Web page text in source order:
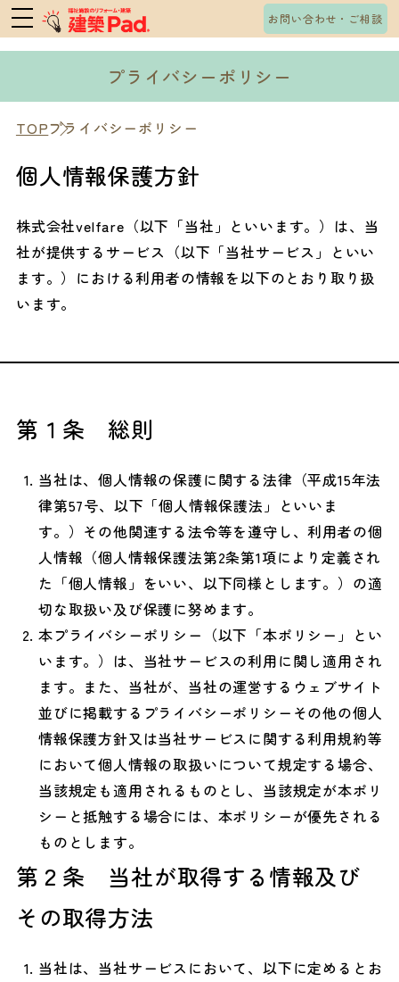
お問い合わせ・ご相談
プライバシーポリシー
TOPプライバシーポリシー
個人情報保護方針
株式会社velfare（以下「当社」といいます。）は、当
社が提供するサービス（以下「当社サービス」といい
ます。）における利用者の情報を以下のとおり取り扱
います。
第１条 総則
当社は、個人情報の保護に関する法律（平成15年法
律第57号、以下「個人情報保護法」といいま
す。）その他関連する法令等を遵守し、利用者の個
人情報（個人情報保護法第2条第1項により定義され
た「個人情報」をいい、以下同様とします。）の適
切な取扱い及び保護に努めます。
本プライバシーポリシー（以下「本ポリシー」とい
います。）は、当社サービスの利用に関し適用され
ます。また、当社が、当社の運営するウェブサイト
並びに掲載するプライバシーポリシーその他の個人
情報保護方針又は当社サービスに関する利用規約等
において個人情報の取扱いについて規定する場合、
当該規定も適用されるものとし、当該規定が本ポリ
シーと抵触する場合には、本ポリシーが優先される
ものとします。
第２条 当社が取得する情報及び
その取得方法
当社は、当社サービスにおいて、以下に定めるとお